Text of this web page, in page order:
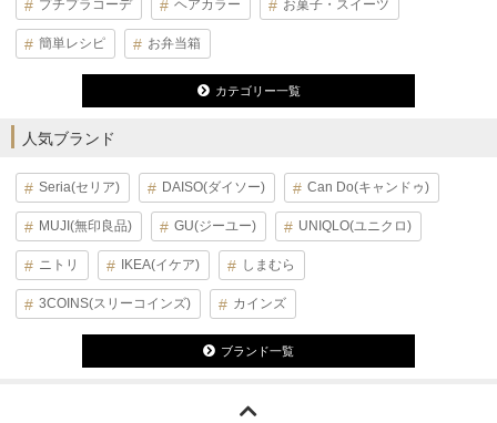
プチプラコーデ ヘアカラー お菓子・スイーツ
簡単レシピ お弁当箱
カテゴリー一覧
人気ブランド
Seria(セリア) DAISO(ダイソー) Can Do(キャンドゥ)
MUJI(無印良品) GU(ジーユー) UNIQLO(ユニクロ)
ニトリ IKEA(イケア) しまむら
3COINS(スリーコインズ) カインズ
ブランド一覧